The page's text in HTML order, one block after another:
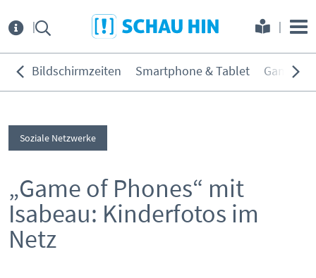
Bildschirmzeiten Smartphone & Tablet Games
Soziale Netzwerke
„Game of Phones“ mit
Isabeau: Kinderfotos im
Netz
Über
Service
KONTAKT
INITIATIVE
PARTNER
KOOPERATIONEN
ELTERNANGEBOTE
MEDIENKURSE
ONLINE-GAME
PRESSE
THEMEN:
Bildschirmzeiten
Smartphone & Tablet
Soziale Netzwerke
Filme & Serien
Surfen